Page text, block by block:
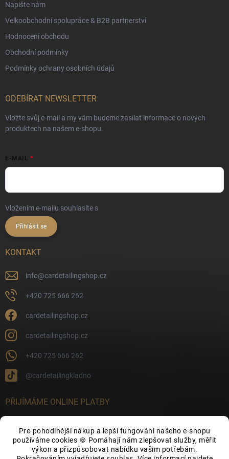
Pro pohodlnější nákup a lepší fungování našeho e-shopu
používáme cookies 🍪 Pomáhají nám zlepšovat služby, měřit
výkon a přizpůsobovat nabídku vašim potřebám.
Napište nám
Velkoobchodní spolupráce & B2B partnerství
Hodnocení obchodu
Obchodní podmínky
Podmínky ochrany osobních údajů
ODEBÍRAT NEWSLETTER
Vložte svůj e-mail a my vám budeme zasílat informace o nových
produktech na našem e-shopu.
E-MAIL
Vložením e-mailu souhlasíte s
Přihlásit se
KONTAKT
info@cardetailingshop.cz
+420 725 666 262
cardetailingshop.cz
cardetailingshop.cz
+420 725 666 262
@cardetailingkladno
PŘIJÍMÁME ONLINE PLATBY